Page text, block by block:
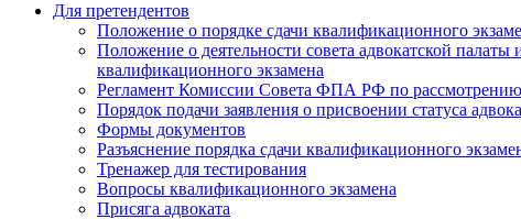
Для претендентов
Положение о порядке сдачи квалификационного
Положение о деятельности совета адвокатской
квалификационного экзамена
Регламент Комиссии Совета ФПА РФ по рассмотрению
Порядок подачи заявления о присвоении статуса
Формы документов
Разъяснение порядка сдачи квалификационного
Тренажер для тестирования
Вопросы квалификационного экзамена
Присяга адвоката